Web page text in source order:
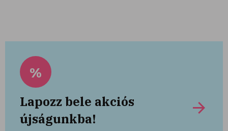
%
Lapozz bele akciós
újságunkba!